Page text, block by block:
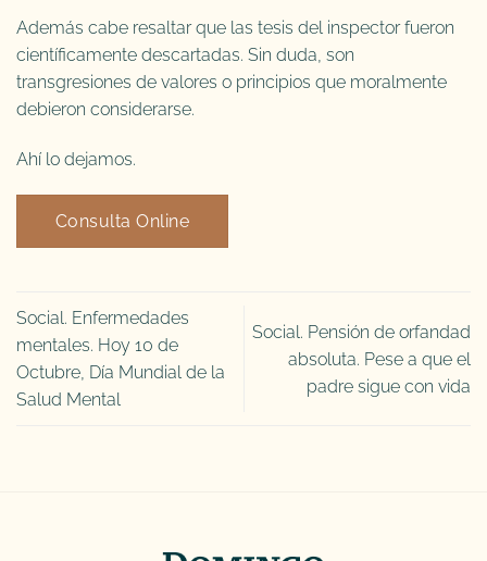
Además cabe resaltar que las tesis del inspector fueron
científicamente descartadas. Sin duda, son
transgresiones de valores o principios que moralmente
debieron considerarse.
Ahí lo dejamos.
Consulta Online
Social. Enfermedades
mentales. Hoy 10 de
Octubre, Día Mundial de la
Salud Mental
Social. Pensión de orfandad
absoluta. Pese a que el
padre sigue con vida